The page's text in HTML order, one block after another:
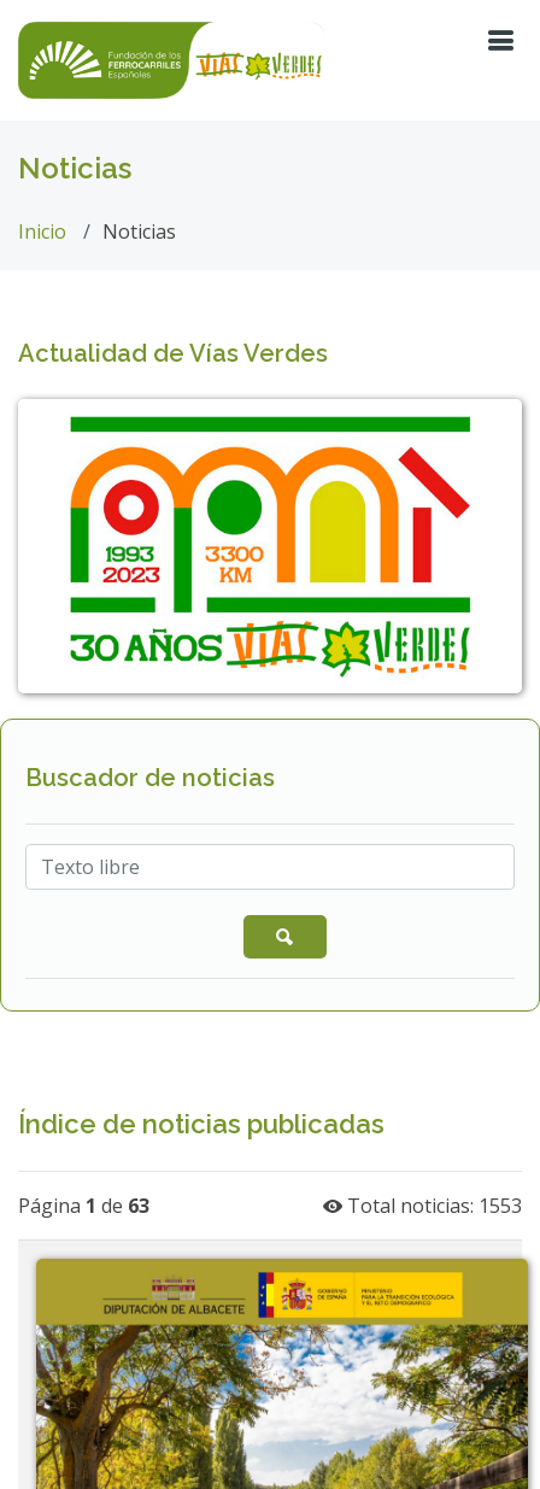
Noticias
Inicio Noticias
Actualidad de Vías Verdes
Buscador de noticias
Índice de noticias publicadas
Página 1 de 63 Total noticias: 1553